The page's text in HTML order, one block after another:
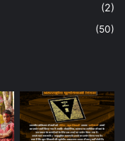
(2)
(50)